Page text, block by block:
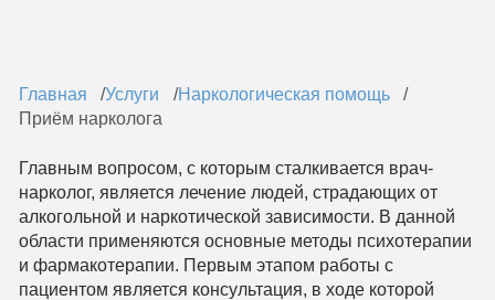
Главная Услуги
Наркологическая помощь
Приём нарколога
Главным вопросом, с которым сталкивается врач-
нарколог, является лечение людей, страдающих от
алкогольной и наркотической зависимости. В данной
области применяются основные методы психотерапии
и фармакотерапии. Первым этапом работы с
пациентом является консультация, в ходе которой